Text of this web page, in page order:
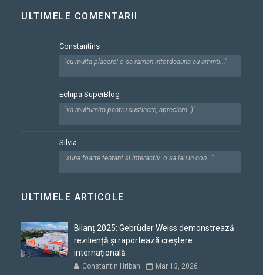
ULTIMELE COMENTARII
Constantins
"cu multa placere! o sa raman intotdeauna cu aminti..."
Echipa SuperBlog
"va multumim pentru sustinere, apreciem :)"
Silvia
"suna foarte tentant si interactiv. o sa iau in con..."
ULTIMELE ARTICOLE
Bilanț 2025: Gebrüder Weiss demonstrează
reziliență și raportează creștere
internațională
Constantin Hriban Mar 13, 2026